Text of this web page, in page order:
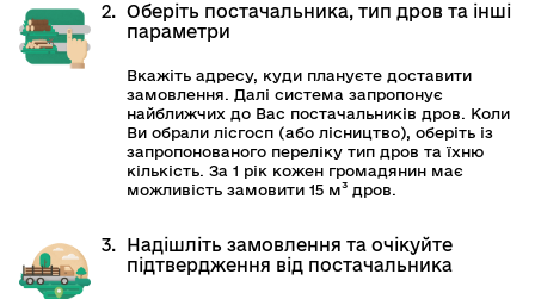
2. Оберіть постачальника, тип дров та інші
параметри
Вкажіть адресу, куди плануєте доставити
замовлення. Далі система запропонує
найближчих до Вас постачальників дров. Коли
Ви обрали лісгосп (або лісництво), оберіть із
запропонованого переліку тип дров та їхню
кількість. За 1 рік кожен громадянин має
можливість замовити 15 м³ дров.
3. Надішліть замовлення та очікуйте
підтвердження від постачальника